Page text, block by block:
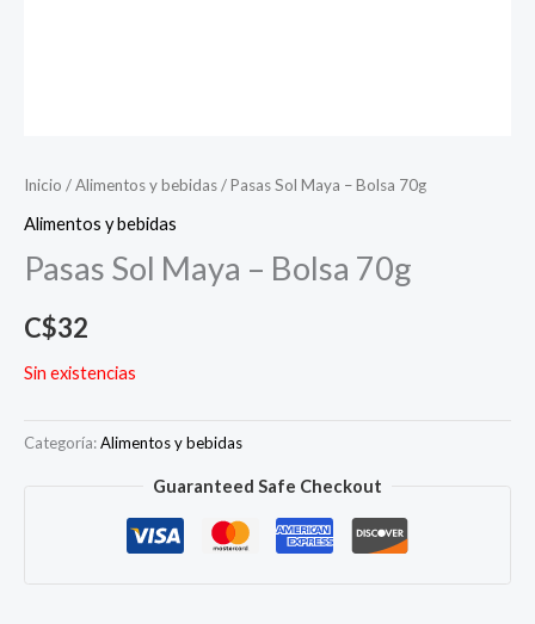
Inicio /Alimentos y bebidas/ Pasas Sol Maya – Bolsa 70g
Alimentos y bebidas
Pasas Sol Maya – Bolsa 70g
C$32
Sin existencias
Categoría:Alimentos y bebidas
Guaranteed Safe Checkout